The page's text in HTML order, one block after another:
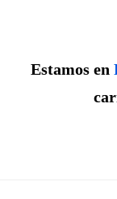
Estamos en